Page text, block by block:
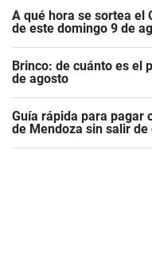
A qué hora se sortea el
de este domingo 9 de
Brinco: de cuánto es el
de agosto
Guía rápida para pagar
de Mendoza sin salir de